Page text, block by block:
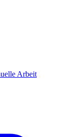
Arbeit